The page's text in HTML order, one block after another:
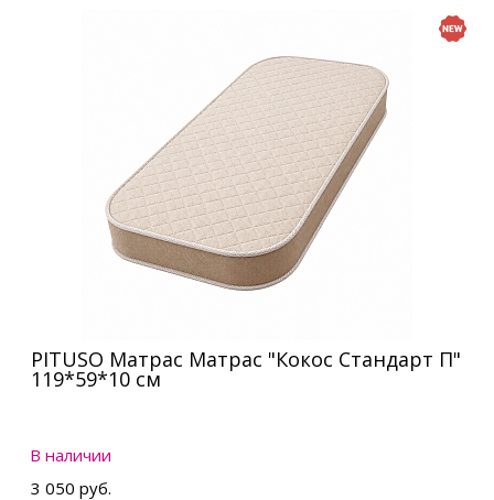
PITUSO Матрас Матрас "Кокос Стандарт П"
119*59*10 см
В наличии
3 050 руб.